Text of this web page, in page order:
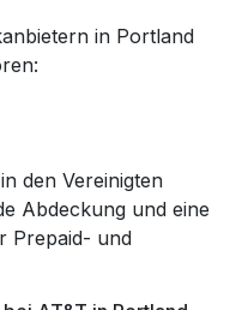
in Portland
den Vereinigten
Abdeckung und eine
Prepaid- und